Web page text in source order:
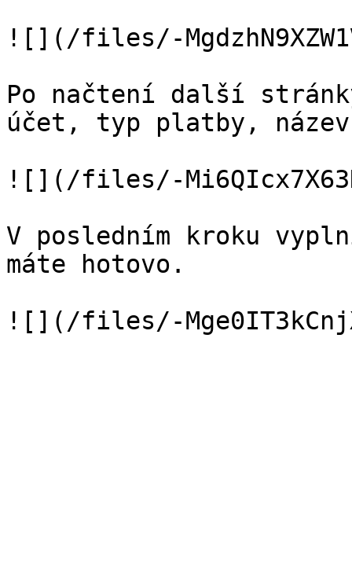
![](/files/-
Po načtení další
účet, typ platby,
![](/files/-
V posledním kroku
máte hotovo.